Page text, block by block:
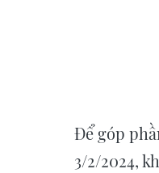
Để góp
3/2/2024,